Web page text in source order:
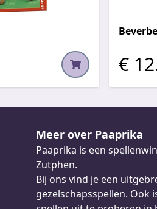
€
Meer over Paaprika
Paaprika is een
Zutphen.
Bij ons vind je een
gezelschapsspellen. Ook